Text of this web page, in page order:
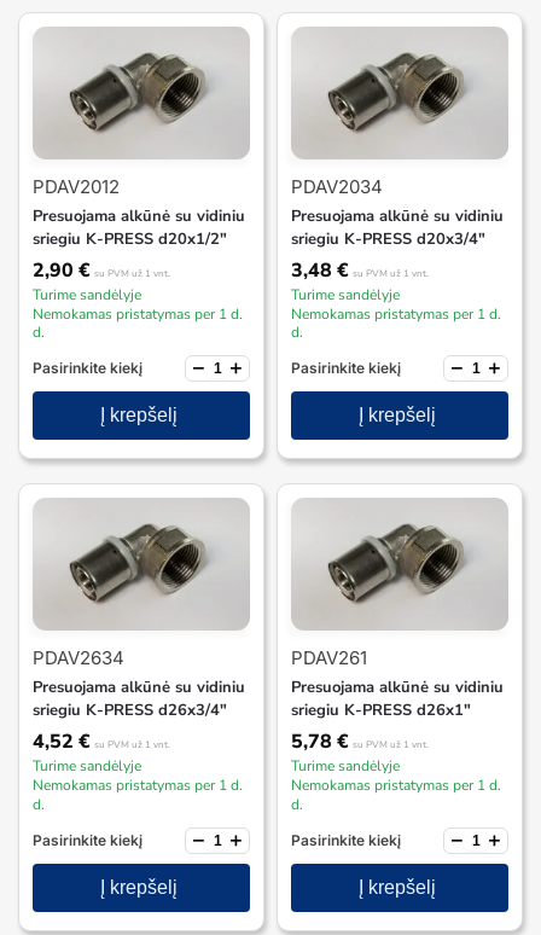
PDAV2012
Presuojama alkūnė su vidiniu
sriegiu K-PRESS d20x1/2″
2,90 € su PVM už 1 vnt.
Turime sandėlyje
Nemokamas pristatymas per 1 d.
d.
Pasirinkite kiekį − +
Į krepšelį
PDAV2034
Presuojama alkūnė su vidiniu
sriegiu K-PRESS d20x3/4″
3,48 € su PVM už 1 vnt.
Turime sandėlyje
Nemokamas pristatymas per 1 d.
d.
Pasirinkite kiekį − +
Į krepšelį
PDAV2634
Presuojama alkūnė su vidiniu
sriegiu K-PRESS d26x3/4″
4,52 € su PVM už 1 vnt.
Turime sandėlyje
Nemokamas pristatymas per 1 d.
d.
Pasirinkite kiekį − +
Į krepšelį
PDAV261
Presuojama alkūnė su vidiniu
sriegiu K-PRESS d26x1″
5,78 € su PVM už 1 vnt.
Turime sandėlyje
Nemokamas pristatymas per 1 d.
d.
Pasirinkite kiekį − +
Į krepšelį